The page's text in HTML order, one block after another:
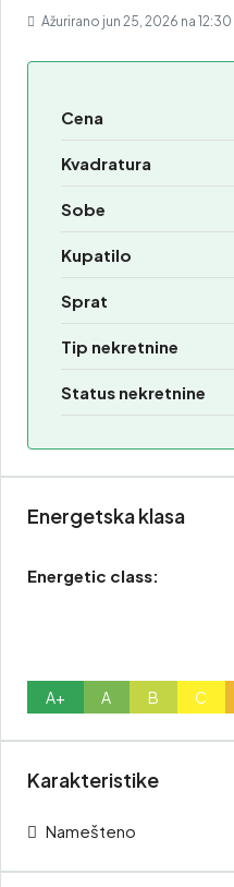
Ažurirano jun 25, 2026 na 12:30
Cena
Kvadratura
Sobe
Kupatilo
Sprat
Tip nekretnine
Status nekretnine
Energetska klasa
Energetic class:
A+ A B C
Karakteristike
Namešteno